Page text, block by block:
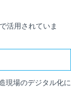
活用されていま
現場のデジタル化に